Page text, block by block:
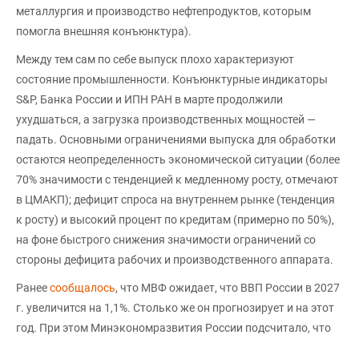
металлургия и производство нефтепродуктов, которым
помогла внешняя конъюнктура).
Между тем сам по себе выпуск плохо характеризуют
состояние промышленности. Конъюнктурные индикаторы
S&P, Банка России и ИПН РАН в марте продолжили
ухудшаться, а загрузка производственных мощностей —
падать. Основными ограничениями выпуска для обработки
остаются неопределенность экономической ситуации (более
70% значимости с тенденцией к медленному росту, отмечают
в ЦМАКП); дефицит спроса на внутреннем рынке (тенденция
к росту) и высокий процент по кредитам (примерно по 50%),
на фоне быстрого снижения значимости ограничений со
стороны дефицита рабочих и производственного аппарата.
Ранеесообщалось, что МВФ ожидает, что ВВП России в 2027
г. увеличится на 1,1%. Столько же он прогнозирует и на этот
год. При этом Минэкономразвития России подсчитало, что